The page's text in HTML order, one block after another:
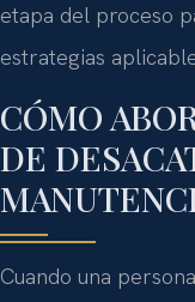
etapa del proceso
estrategias
CÓMO
DE
Cuando una